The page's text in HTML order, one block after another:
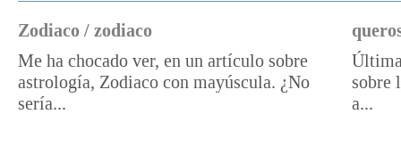
Zodiaco / zodiaco
Me ha chocado ver, en un artículo sobre
astrología, Zodiaco con mayúscula. ¿No
sería...
sobre
a...